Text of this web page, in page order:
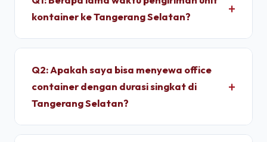
kontainer ke Tangerang Selatan?
Untuk wilayah Tangerang Selatan, pengiriman
4 Jam setelah proses administrasi selesai. Unit
dimobilisasi menggunakan armada truk trailer
langsung dari depo terpusat kami.
Q2: Apakah saya bisa menyewa office
container dengan durasi singkat di
Tangerang Selatan?
Ya, kami melayani penyewaan bulanan dengan